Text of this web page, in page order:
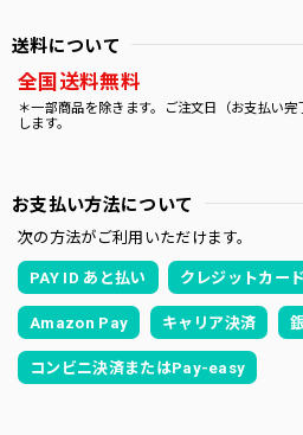
送料について
全国送料無料
＊一部商品を除きます。ご注文日（お支払い
します。
お支払い方法について
次の方法がご利用いただけます。
PAY ID あと払い クレジットカード
Amazon Pay キャリア決済
コンビニ決済またはPay-easy